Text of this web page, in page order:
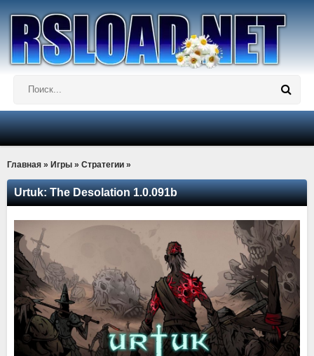
Главная » Игры » Стратегии »
Urtuk: The Desolation 1.0.091b